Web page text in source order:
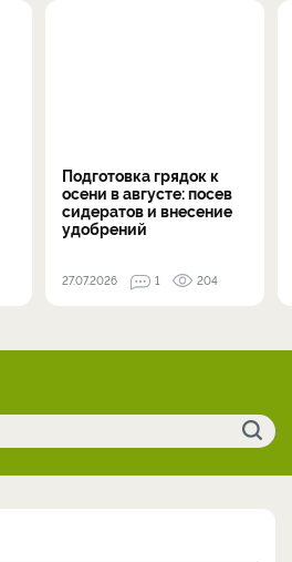
Подготовка грядок к
осени в августе: посев
сидератов и внесение
удобрений
27.07.2026 1 204